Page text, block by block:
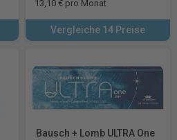
13,10 € pro Monat
Vergleiche 14 Preise
Bausch + Lomb ULTRA One